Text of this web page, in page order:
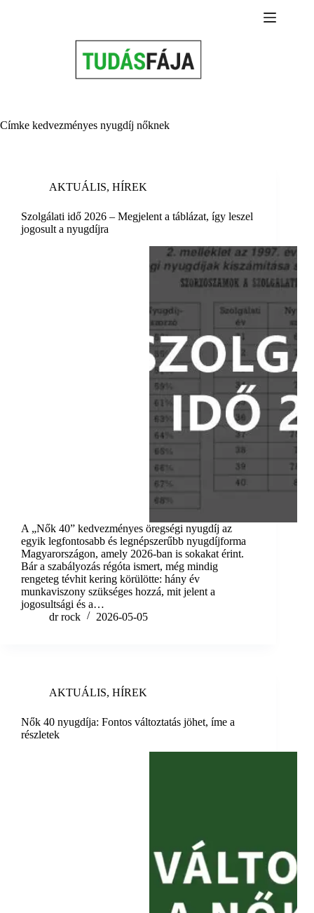
Címke kedvezményes nyugdíj nőknek
AKTUÁLIS, HÍREK
Szolgálati idő 2026 – Megjelent a táblázat, így leszel
jogosult a nyugdíjra
A „Nők 40” kedvezményes öregségi nyugdíj az
egyik legfontosabb és legnépszerűbb nyugdíjforma
Magyarországon, amely 2026-ban is sokakat érint.
Bár a szabályozás régóta ismert, még mindig
rengeteg tévhit kering körülötte: hány év
munkaviszony szükséges hozzá, mit jelent a
jogosultsági és a…
dr rock
2026-05-05
AKTUÁLIS, HÍREK
Nők 40 nyugdíja: Fontos változtatás jöhet, íme a
részletek